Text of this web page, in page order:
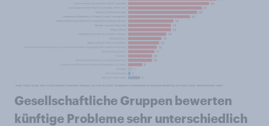
Gesellschaftliche Gruppen bewerten
künftige Probleme sehr unterschiedlich